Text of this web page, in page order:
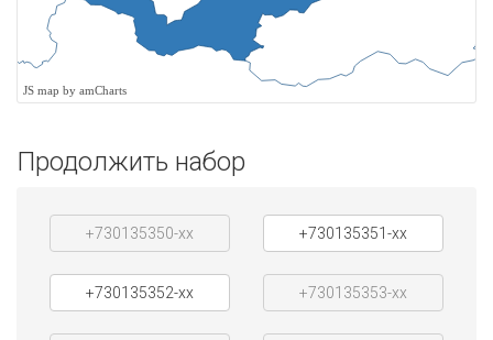
JS map by amCharts
Продолжить набор
+730135350-xx +730135351-xx
+730135352-xx +730135353-xx